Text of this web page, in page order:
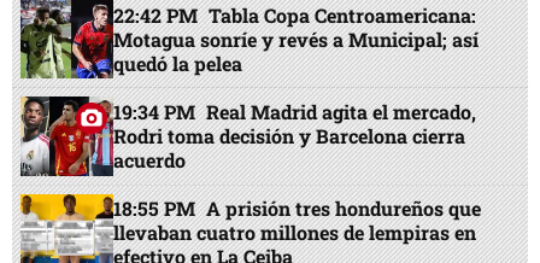
22:42 PM Tabla Copa Centroamericana:
Motagua sonríe y revés a Municipal; así
quedó la pelea
19:34 PM Real Madrid agita el mercado,
Rodri toma decisión y Barcelona cierra
acuerdo
18:55 PM A prisión tres hondureños que
llevaban cuatro millones de lempiras en
efectivo en La Ceiba